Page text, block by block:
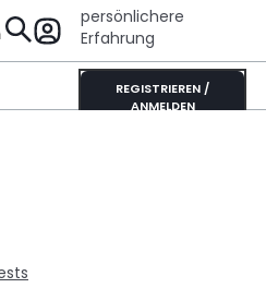
persönlichere
Erfahrung
REGISTRIEREN /
ANMELDEN